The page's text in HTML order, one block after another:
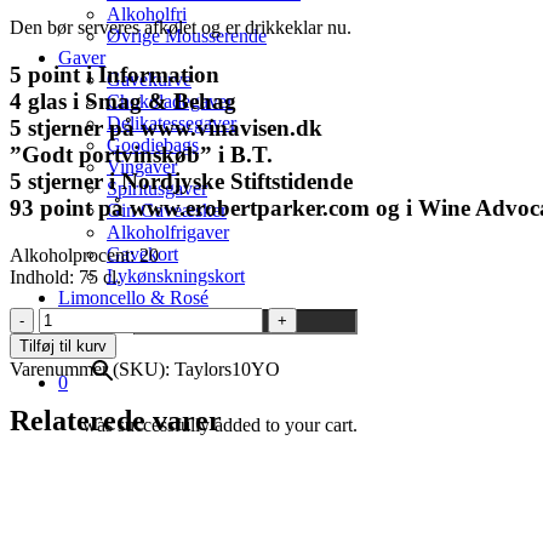
Alkoholfri
Øvrige Mousserende
Gaver
Gavekurve
Chokoladegaver
Delikatessegaver
Goodiebags
Vingaver
Spiritusgaver
Gin Gaveæsker
Alkoholfrigaver
Gavekort
Lykønskningskort
Limoncello & Rosé
×
0
was successfully added to your cart.
Den bør serveres afkølet og er drikkeklar nu.
5 point i Information
4 glas i Smag & Behag
5 stjerner på www.vinavisen.dk
”Godt portvinskøb” i B.T.
5 stjerner i Nordjyske Stiftstidende
93 point på www.erobertparker.com og i Wine
Alkoholprocent: 20
Indhold: 75 cl.
Taylor's
10
year
old
port
Tilføj til kurv
Varenummer (SKU): Taylors10YO
Relaterede varer